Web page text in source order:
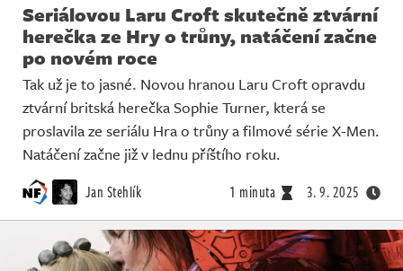
Seriálovou Laru Croft skutečně ztvární
herečka ze Hry o trůny, natáčení začne
po novém roce
Tak už je to jasné. Novou hranou Laru Croft opravdu
ztvární britská herečka Sophie Turner, která se
proslavila ze seriálu Hra o trůny a filmové série X-Men.
Natáčení začne již v lednu příštího roku.
Jan Stehlík 1 minuta 3. 9. 2025